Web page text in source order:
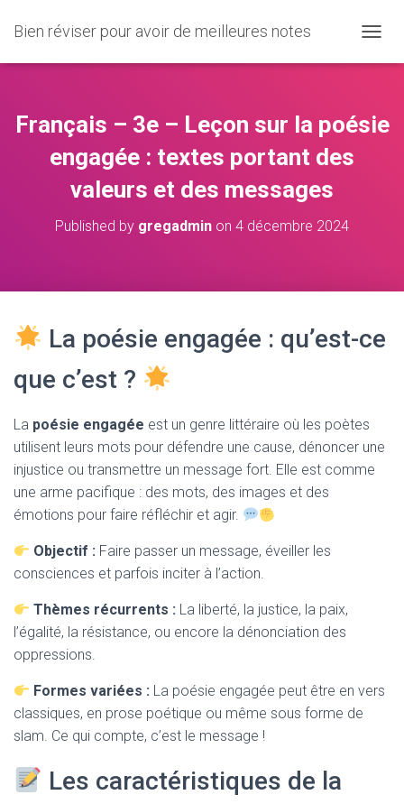
Bien réviser pour avoir de meilleures notes
U
I
R
V
Français – 3e – Leçon sur la poésie
engagée : textes portant des
valeurs et des messages
Published by gregadmin on 4 décembre 2024
La poésie engagée : qu’est-ce
que c’est ?
La poésie engagée est un genre littéraire où les poètes
utilisent leurs mots pour défendre une cause, dénoncer une
injustice ou transmettre un message fort. Elle est comme
une arme pacifique : des mots, des images et des
émotions pour faire réfléchir et agir.
Objectif : Faire passer un message, éveiller les
consciences et parfois inciter à l’action.
Thèmes récurrents : La liberté, la justice, la paix,
l’égalité, la résistance, ou encore la dénonciation des
oppressions.
Formes variées : La poésie engagée peut être en vers
classiques, en prose poétique ou même sous forme de
slam. Ce qui compte, c’est le message !
Les caractéristiques de la